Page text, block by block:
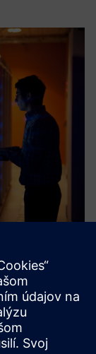
ethernete
internetu
(OT)
a